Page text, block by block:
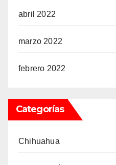
abril 2022
marzo 2022
febrero 2022
Categorías
Chihuahua